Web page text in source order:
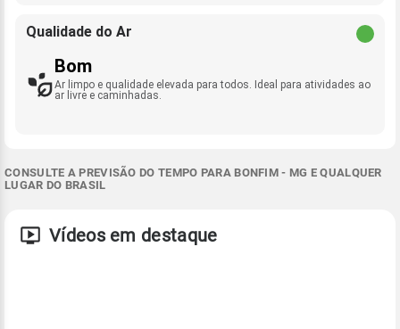
Qualidade do Ar
Bom
Ar limpo e qualidade elevada para todos. Ideal para atividades ao
ar livre e caminhadas.
CONSULTE A PREVISÃO DO TEMPO PARA BONFIM - MG E QUALQUER
LUGAR DO BRASIL
Vídeos em destaque